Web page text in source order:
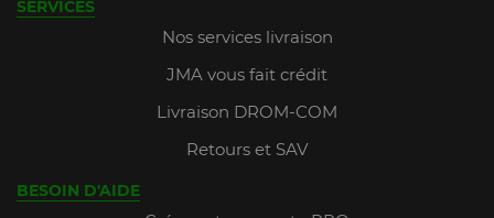
SERVICES
Nos services livraison
JMA vous fait crédit
Livraison DROM-COM
Retours et SAV
BESOIN D'AIDE